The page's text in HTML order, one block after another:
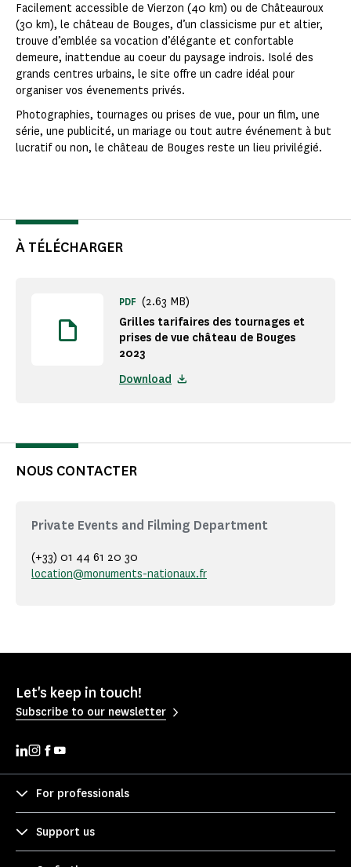
Facilement accessible de Vierzon (40 km) ou de Châteauroux
(30 km), le château de Bouges, d’un classicisme pur et altier,
trouve d’emblée sa vocation d’élégante et confortable
demeure, inattendue au coeur du paysage indrois. Isolé des
grands centres urbains, le site offre un cadre idéal pour
organiser vos évenements privés.
Photographies, tournages ou prises de vue, pour un film, une
série, une publicité, un mariage ou tout autre événement à but
lucratif ou non, le château de Bouges reste un lieu privilégié.
À TÉLÉCHARGER
Grilles tarifaires des tournages et
prises de vue château de Bouges
2023
PDF (2.63 MB)
Download
NOUS CONTACTER
Private Events and Filming Department
(+33) 01 44 61 20 30
location@monuments-nationaux.fr
Let's keep in touch!
Subscribe to our newsletter
For professionals
Support us